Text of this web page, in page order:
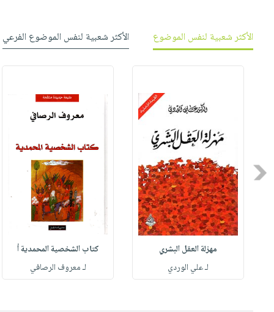
الأكثر شعبية لنفس الموضوع الأكثر شعبية لنفس الموضوع الفرعي
Previous
مهزلة العقل البشري
لـ علي الوردي
كتاب الشخصية المحمدية أ
لـ معروف الرصافي